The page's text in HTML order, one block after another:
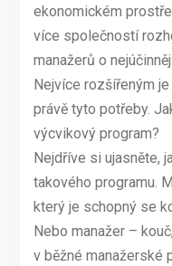
ekonomickém
více společností
manažerů o
Nejvíce rozšířeným
právě tyto potřeby.
výcvikový program?
Nejdříve si ujasněte,
takového programu.
který je schopný se
Nebo manažer –
v běžné manažerské